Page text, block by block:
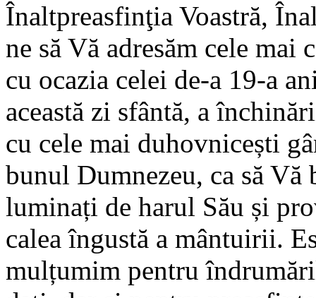
Înaltpreasfinţia Voastră,
ne să Vă adresăm cele
cu ocazia celei de-a 19-a
această zi sfântă, a
cu cele mai duhovnicești
bunul Dumnezeu, ca să
luminați de harul Său și
calea îngustă a mântuirii.
mulțumim pentru